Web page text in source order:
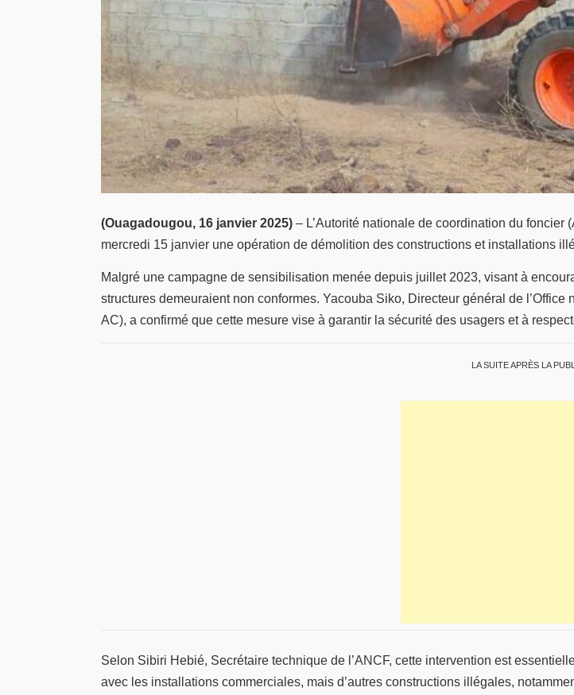
(Ouagadougou, 16 janvier 2025) – L’Autorité nationale de coordination du
mercredi 15 janvier une opération de démolition des constructions et installations
Malgré une campagne de sensibilisation menée depuis juillet 2023, visant à
structures demeuraient non conformes. Yacouba Siko, Directeur général de
AC), a confirmé que cette mesure vise à garantir la sécurité des usagers et à
LA SUITE APRÈS LA
Selon Sibiri Hebié, Secrétaire technique de l’ANCF, cette intervention est
avec les installations commerciales, mais d’autres constructions illégales,